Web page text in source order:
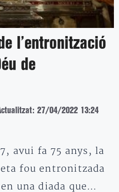
l’entronització
de
27/04/2022 13:24
avui fa 75 anys, la
fou entronitzada
una diada que…